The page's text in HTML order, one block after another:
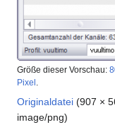
Größe dieser Vorschau:
Pixel
Originaldatei (907 ×
image/png)